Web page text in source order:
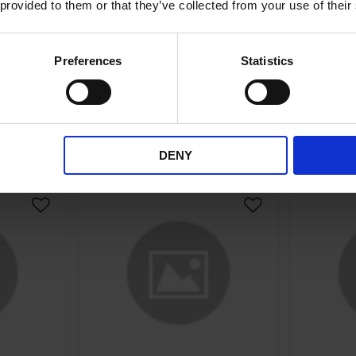
to them or that they’ve collected from your use of
Preferences Statistics
DENY
heter
KÖP
Lägg till i önskelista Lägg till i önskelista